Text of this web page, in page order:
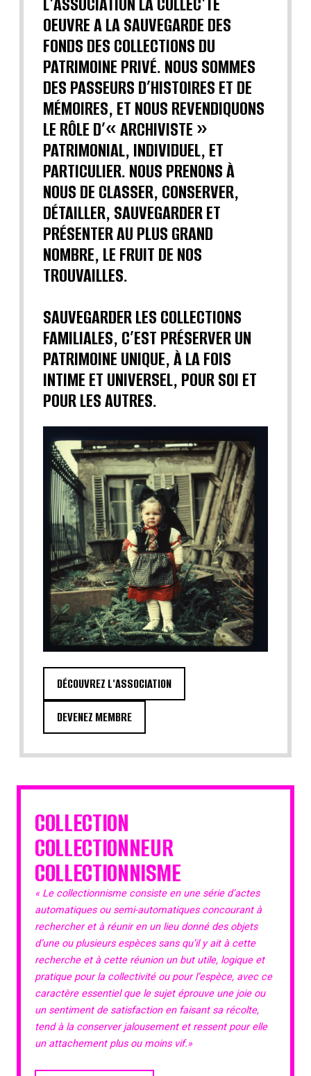
OEUVRE A LA SAUVEGARDE DES
FONDS DES COLLECTIONS DU
PATRIMOINE PRIVÉ. NOUS SOMMES
DES PASSEURS D’HISTOIRES ET DE
MÉMOIRES, ET NOUS REVENDIQUONS
LE RÔLE D’« ARCHIVISTE »
PATRIMONIAL, INDIVIDUEL, ET
PARTICULIER. NOUS PRENONS À
NOUS DE CLASSER, CONSERVER,
DÉTAILLER, SAUVEGARDER ET
PRÉSENTER AU PLUS GRAND
NOMBRE, LE FRUIT DE NOS
TROUVAILLES.
SAUVEGARDER LES COLLECTIONS
FAMILIALES, C’EST PRÉSERVER UN
PATRIMOINE UNIQUE, À LA FOIS
INTIME ET UNIVERSEL, POUR SOI ET
POUR LES AUTRES.
DÉCOUVREZ L'ASSOCIATION
DEVENEZ MEMBRE
COLLECTION
COLLECTIONNEUR
COLLECTIONNISME
« Le collectionnisme consiste en une série d’actes
automatiques ou semi-automatiques concourant à
rechercher et à réunir en un lieu donné des objets
d’une ou plusieurs espèces sans qu’il y ait à cette
recherche et à cette réunion un but utile, logique et
pratique pour la collectivité ou pour l’espèce, avec ce
caractère essentiel que le sujet éprouve une joie ou
un sentiment de satisfaction en faisant sa récolte,
tend à la conserver jalousement et ressent pour elle
un attachement plus ou moins vif.»